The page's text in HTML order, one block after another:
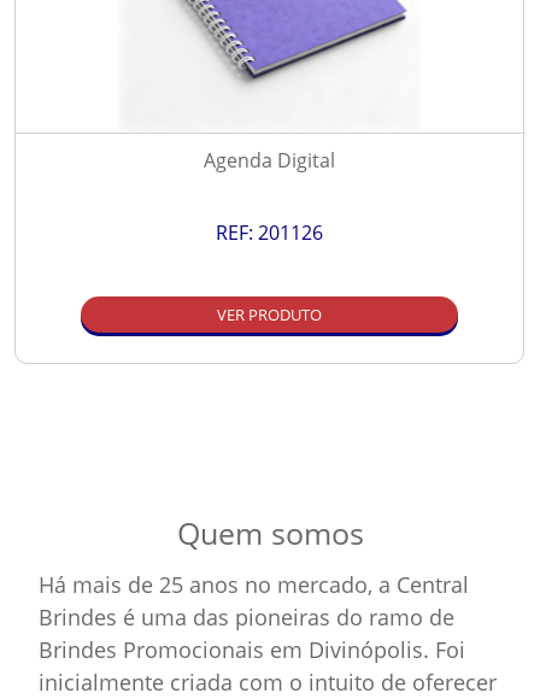
Agenda Digital
REF: 201126
VER PRODUTO
Quem somos
Há mais de 25 anos no mercado, a Central
Brindes é uma das pioneiras do ramo de
Brindes Promocionais em Divinópolis. Foi
inicialmente criada com o intuito de oferecer